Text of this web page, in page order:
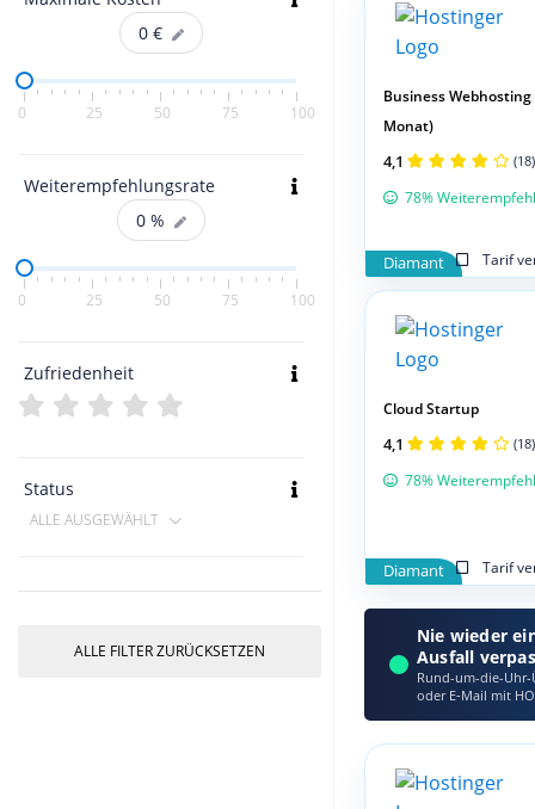
0 €
0 25 50 75 100
Weiterempfehlungsrate
0 %
0 25 50 75 100
Zufriedenheit
Status
ALLE AUSGEWÄHLT
ALLE FILTER ZURÜCKSETZEN
Diamant Tarif
Business Webhosting
Monat)
4,1 (18)
78%
Diamant Tarif
Cloud Startup
4,1 (18)
78%
Nie wieder
Ausfall
Rund-um-die-Uhr-
oder E‑Mail mit